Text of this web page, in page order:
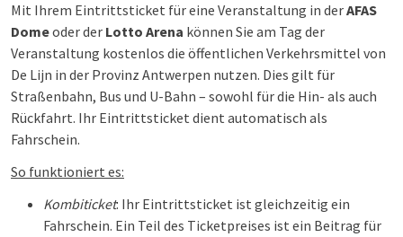
Mit Ihrem Eintrittsticket für eine Veranstaltung in derAFAS
Domeoder der Lotto Arena können Sie am Tag der
Veranstaltung kostenlos die öffentlichen Verkehrsmittel von
De Lijn in der Provinz Antwerpen nutzen. Dies gilt für
Straßenbahn, Bus und U-Bahn – sowohl für die Hin- als auch
Rückfahrt. Ihr Eintrittsticket dient automatisch als
Fahrschein.
So funktioniert es:
Kombiticket: Ihr Eintrittsticket ist gleichzeitig ein
Fahrschein. Ein Teil des Ticketpreises ist ein Beitrag für